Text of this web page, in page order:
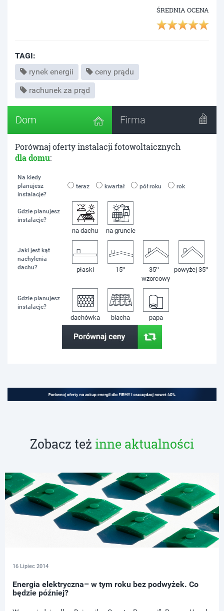
ŚREDNIA OCENA
TAGI:
rynek energii
ceny prądu
rachunek za prąd
Dom Firma
Porównaj oferty instalacji fotowoltaicznych
dla domu:
Na kiedy
planujesz
instalacje?
teraz kwartał pół roku rok
Gdzie planujesz
instalacje?
na dachu na gruncie
Jaki jest kąt
nachylenia
dachu?
płaski 15o 35o -
wzorcowy
powyżej 35o
Gdzie planujesz
instalacje?
dachówka blacha papa
Zobacz też inne aktualności
16 Lipiec 2014
Energia elektryczna– w tym roku bez podwyżek. Co
będzie później?